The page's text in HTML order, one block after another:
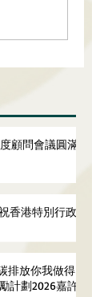
顧問會議圓滿
香港特別行政
排放你我做得
計劃2026嘉許